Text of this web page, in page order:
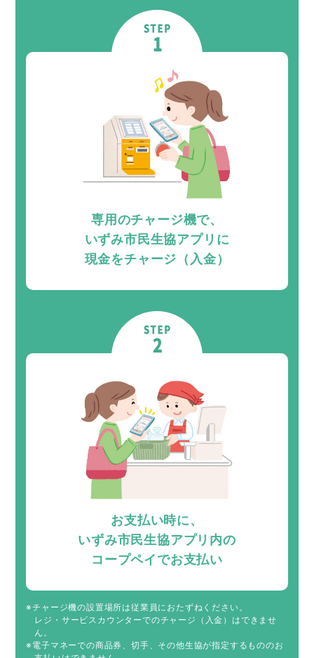
専用のチャージ機で、
いずみ市民生協アプリに
現金をチャージ（入金）
お支払い時に、
いずみ市民生協アプリ内の
コープペイでお支払い
※チャージ機の設置場所は従業員におたずねください。
レジ・サービスカウンターでのチャージ（入金）はできませ
ん。
※電子マネーでの商品券、切手、その他生協が指定するもののお